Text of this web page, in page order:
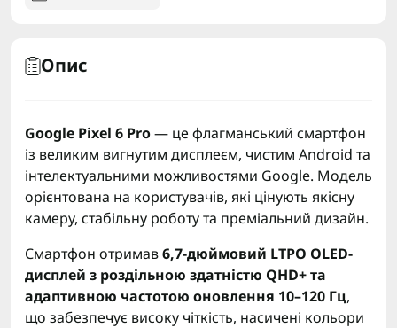
Опис
Google Pixel 6 Pro— це флагманський смартфон
із великим вигнутим дисплеєм, чистим Android та
інтелектуальними можливостями Google. Модель
орієнтована на користувачів, які цінують якісну
камеру, стабільну роботу та преміальний дизайн.
Смартфон отримав6,7-дюймовий LTPO OLED-
дисплей з роздільною здатністю QHD+ та
адаптивною частотою оновлення 10–120 Гц,
що забезпечує високу чіткість, насичені кольори